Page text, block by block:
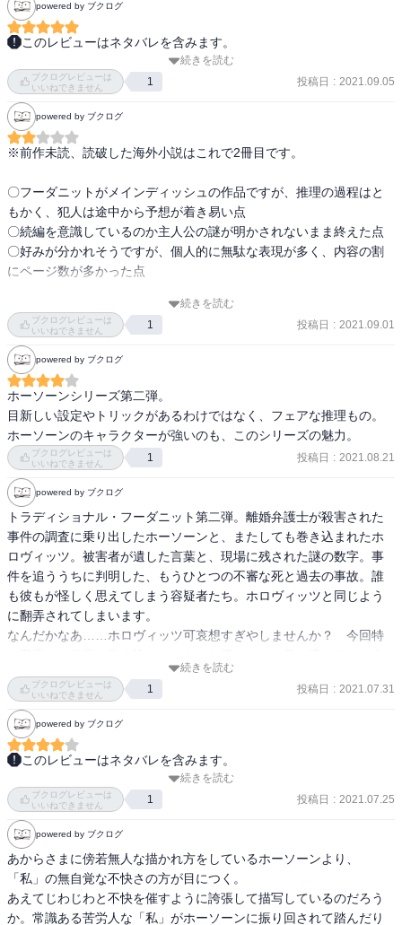
ージを捲るスピードがカタツムリ並みだった。限界。
さようなら。
powered by ブクログ
このレビューはネタバレを含みます。
やはりアンソニーホロヴィッツは凄い。この一言に尽きる。素晴ら
しい程にフェアであり、ヒントを残して読者にも犯人が分かるよう
に緻密で丁寧な描写で物語を作っていた。ただ今回も同じようにや
られた。ホーソーンが事件について語っているとき、「これはあの
時に…」と思うことが何度もあった。ただ長いのに飽きさせること
なく進んでいく展開は作品として最高のものだった。特に405ページ
てもらった。次作の A Line to kill も楽しみ！
続きを読む
ブクログレビューは
いいねできません
1 投稿日 : 2021.09.05
powered by ブクログ
※前作未読、読破した海外小説はこれで2冊目です。
〇フーダニットがメインディッシュの作品ですが、推理の過程はと
もかく、犯人は途中から予想が着き易い点
〇続編を意識しているのか主人公の謎が明かされないまま終えた点
〇好みが分かれそうですが、個人的に無駄な表現が多く、内容の割
にページ数が多かった点
の3つが残念ポイントで、特に続編を意識している部分が個人的には
大きく評価を下げた要因です…
とてつもなく気になる謎が2、3明かされるままなのは流石に消化不
良です。
続きを読む
ブクログレビューは
いいねできません
1 投稿日 : 2021.09.01
powered by ブクログ
ホーソーンシリーズ第二弾。
目新しい設定やトリックがあるわけではなく、フェアな推理もの。
ホーソーンのキャラクターが強いのも、このシリーズの魅力。
ブクログレビューは
いいねできません
1 投稿日 : 2021.08.21
powered by ブクログ
トラディショナル・フーダニット第二弾。離婚弁護士が殺害された
事件の調査に乗り出したホーソーンと、またしても巻き込まれたホ
ロヴィッツ。被害者が遺した言葉と、現場に残された謎の数字。事
件を追ううちに判明した、もうひとつの不審な死と過去の事故。誰
も彼もが怪しく思えてしまう容疑者たち。ホロヴィッツと同じよう
に翻弄されてしまいます。
なんだかなあ……ホロヴィッツ可哀想すぎやしませんか？　今回特
のがいくらなんでも酷い。決して馬鹿ではないはずなのに、間抜け
っぷりを晒す羽目にばかり陥っているし。まあワトソン役の定めと
言ってしまえばそれまでなのですが。彼の自嘲とも思える嘆きは、
読者のハートにもぐさぐさと刺さってきます（笑）。ちなみに私は
ものすごーく終盤になってから犯人「だけ」は分かりましたが。全
然自慢できるようなレベルじゃない……。
ホーソーンにまつわる謎もちらりと見えた今回。シリーズの今後も
気になるところです。
続きを読む
ブクログレビューは
いいねできません
1 投稿日 : 2021.07.31
powered by ブクログ
このレビューはネタバレを含みます。
かなり期間空けて少しずつ読んでたからどれが誰かわからなくなっ
ちゃった。全10巻を予定してるらしいけど毎回最後にトニーやられ
てたら相当ぼろぼろになっちゃう。アティカスピュントシリーズも
楽しみ。
続きを読む
ブクログレビューは
いいねできません
1 投稿日 : 2021.07.25
powered by ブクログ
あからさまに傍若無人な描かれ方をしているホーソーンより、
「私」の無自覚な不快さの方が目につく。
あえてじわじわと不快を催すように誇張して描写しているのだろう
か。常識ある苦労人な「私」がホーソーンに振り回されて踏んだり